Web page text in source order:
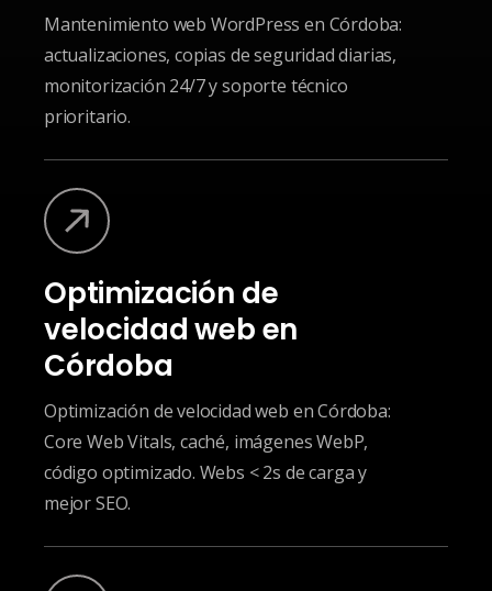
Mantenimiento web WordPress en Córdoba:
actualizaciones, copias de seguridad diarias,
monitorización 24/7 y soporte técnico
prioritario.
Optimización de
velocidad web en
Córdoba
Optimización de velocidad web en Córdoba:
Core Web Vitals, caché, imágenes WebP,
código optimizado. Webs < 2s de carga y
mejor SEO.